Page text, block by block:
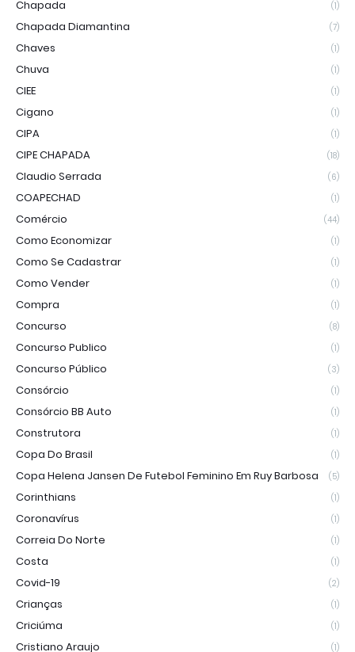
Chapada (1)
Chapada Diamantina (7)
Chaves (1)
Chuva (1)
CIEE (1)
Cigano (1)
CIPA (1)
CIPE CHAPADA (18)
Claudio Serrada (6)
COAPECHAD (1)
Comércio (44)
Como Economizar (1)
Como Se Cadastrar (1)
Como Vender (1)
Compra (1)
Concurso (8)
Concurso Publico (1)
Concurso Público (3)
Consórcio (1)
Consórcio BB Auto (1)
Construtora (1)
Copa Do Brasil (1)
Copa Helena Jansen De Futebol Feminino Em Ruy Barbosa (5)
Corinthians (1)
Coronavírus (1)
Correia Do Norte (1)
Costa (1)
Covid-19 (2)
Crianças (1)
Criciúma (1)
Cristiano Araujo (1)